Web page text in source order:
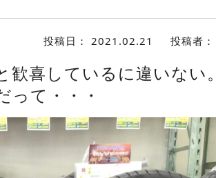
投稿日： 2021.02.21 投稿者：
歓喜しているに違いない。
って・・・